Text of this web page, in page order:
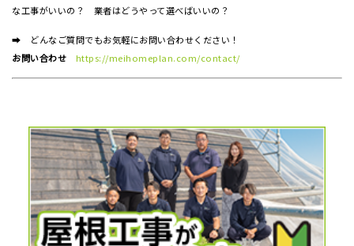
な工事がいいの？ 業者はどうやって選べばいいの？
➡ どんなご質問でもお気軽にお問い合わせください！
お問い合わせ
https://meihomeplan.com/contact/